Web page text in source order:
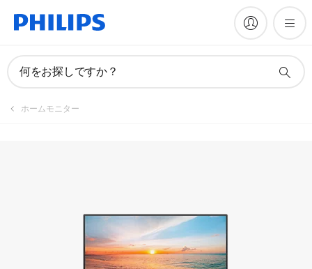
何をお探しですか？
ホームモニター
マニュアルとドキュメント